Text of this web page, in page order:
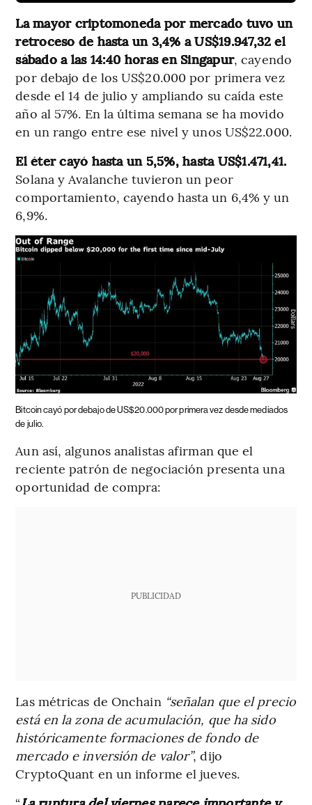
La mayor criptomoneda por mercado tuvo un
retroceso de hasta un 3,4% a US$19.947,32 el
sábado a las 14:40 horas en Singapur, cayendo
por debajo de los US$20.000 por primera vez
desde el 14 de julio y ampliando su caída este
año al 57%. En la última semana se ha movido
en un rango entre ese nivel y unos US$22.000.
El éter cayó hasta un 5,5%, hasta US$1.471,41.
Solana y Avalanche tuvieron un peor
comportamiento, cayendo hasta un 6,4% y un
6,9%.
Bitcoin cayó por debajo de US$20.000 por primera vez desde mediados
de julio.
Aun así, algunos analistas afirman que el
reciente patrón de negociación presenta una
oportunidad de compra:
PUBLICIDAD
Las métricas de Onchain “señalan que el precio
está en la zona de acumulación, que ha sido
históricamente formaciones de fondo de
mercado e inversión de valor”, dijo
CryptoQuant en un informe el jueves.